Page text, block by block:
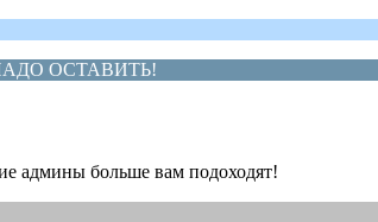
ОСТАВИТЬ!
админы больше вам подоходят!